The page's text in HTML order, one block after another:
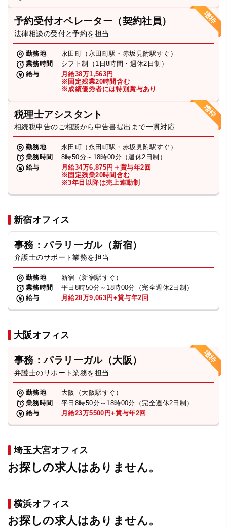
予約受付オペレーター（契約社員）
法律相談の受付と予約を担当
勤務地
永田町（永田町駅・赤坂見附駅すぐ）
業務時間
シフト制（1日8時間・週休2日制）
給与
月給38万1,563円
※固定残業20時間含む
※成績優秀者には特別賞与あり
税理士アシスタント
相続税申告のご相談から申告書提出まで一貫対応
勤務地
永田町（永田町駅・赤坂見附駅すぐ）
業務時間
8時50分～18時00分（週休2日制）
給与
月給34万6,875円＋賞与年2回
※固定残業20時間含む
※3年目以降は売上連動制
新宿オフィス
事務：パラリーガル（新宿）
弁護士のサポート業務を担当
勤務地
新宿（新宿駅すぐ）
業務時間
平日8時50分～18時00分（完全週休2日制）
給与
月給28万9,063円+賞与年2回
大阪オフィス
事務：パラリーガル（大阪）
弁護士のサポート業務を担当
勤務地
大阪（大阪駅すぐ）
業務時間
平日8時50分～18時00分（完全週休2日制）
給与
月給23万5500円+賞与年2回
埼玉大宮オフィス
お探しの求人はありません。
横浜オフィス
お探しの求人はありません。
特設サイト
相談先情報サイト
プライバシーポリシー
TikTok受賞 定義集 動画集